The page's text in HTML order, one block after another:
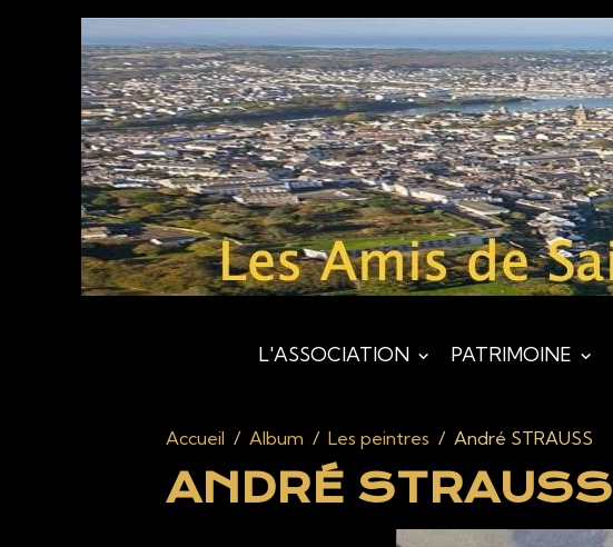
L'ASSOCIATION PATRIMOINE
Accueil Album Les peintres André STRAUSS
ANDRÉ STRAUSS